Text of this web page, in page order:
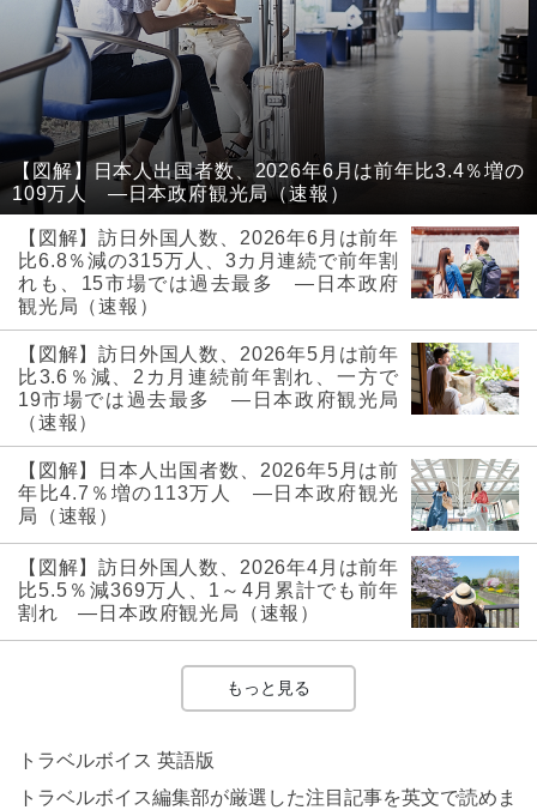
【図解】日本人出国者数、2026年6月は前年比3.4％増の
109万人 ―日本政府観光局（速報）
【図解】訪日外国人数、2026年6月は前年
比6.8％減の315万人、3カ月連続で前年割
れも、15市場では過去最多 ―日本政府
観光局（速報）
【図解】訪日外国人数、2026年5月は前年
比3.6％減、2カ月連続前年割れ、一方で
19市場では過去最多 ―日本政府観光局
（速報）
【図解】日本人出国者数、2026年5月は前
年比4.7％増の113万人 ―日本政府観光
局（速報）
【図解】訪日外国人数、2026年4月は前年
比5.5％減369万人、1～4月累計でも前年
割れ ―日本政府観光局（速報）
もっと見る
トラベルボイス 英語版
トラベルボイス編集部が厳選した注目記事を英文で読めま